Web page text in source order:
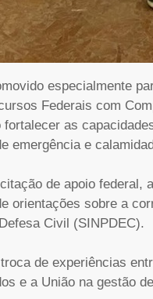
especialmente
Federais com
as
emergência e
de apoio federal,
orientações sobre a
Civil (SINPDEC).
de experiências
e a União na gestão